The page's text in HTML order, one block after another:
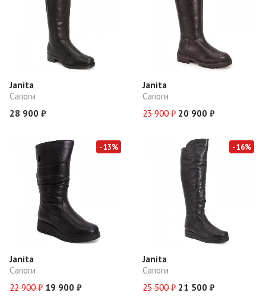
Janita
Сапоги
28 900 ₽
Janita
Сапоги
23 900 ₽ 20 900 ₽
- 13%
Janita
Сапоги
22 900 ₽ 19 900 ₽
- 16%
Janita
Сапоги
25 500 ₽ 21 500 ₽